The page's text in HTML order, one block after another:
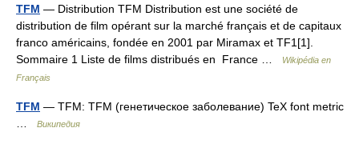
TFM — Distribution TFM Distribution est une société de
distribution de film opérant sur la marché français et de capitaux
franco américains, fondée en 2001 par Miramax et TF1[1].
Sommaire 1 Liste de films distribués en France …
Wikipédia en
Français
TFM — TFM: TFM (генетическое заболевание) TeX font metric
Википедия